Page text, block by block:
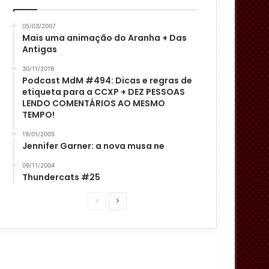
05/03/2007
Mais uma animação do Aranha + Das
Antigas
30/11/2018
Podcast MdM #494: Dicas e regras de
etiqueta para a CCXP + DEZ PESSOAS
LENDO COMENTÁRIOS AO MESMO
TEMPO!
19/01/2005
Jennifer Garner: a nova musa ne
09/11/2004
Thundercats #25